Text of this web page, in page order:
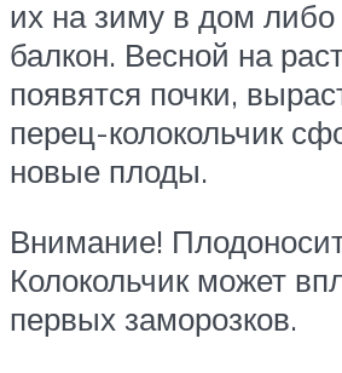
их на зиму в дом
балкон. Весной на
появятся почки,
перец-колокольчик
новые плоды.
Внимание!
Колокольчик может
первых заморозков.